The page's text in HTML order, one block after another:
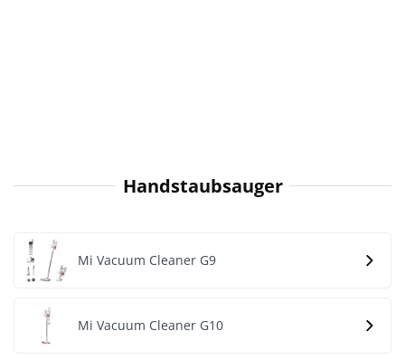
Handstaubsauger
Mi Vacuum Cleaner G9
Mi Vacuum Cleaner G10